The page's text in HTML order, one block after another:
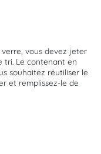
verre, vous devez jeter
tri. Le contenant en
souhaitez réutiliser le
et remplissez-le de